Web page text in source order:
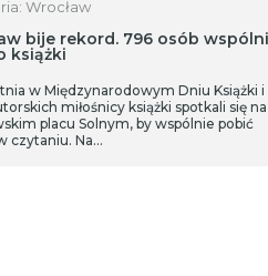
Wrocław
bije rekord. 796 osób
książki
w Międzynarodowym Dniu Książki i
miłośnicy książki spotkali się na
placu Solnym, by wspólnie pobić
czytaniu. Na…